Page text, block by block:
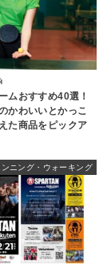
ムおすすめ40選！
かわいいとかっこ
た商品をピックア
ンニング・ウォーキング